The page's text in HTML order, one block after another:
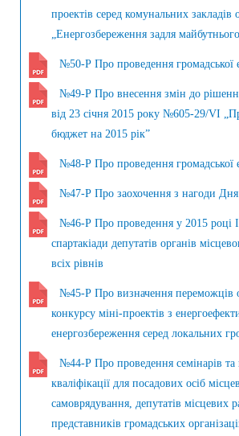
проектів серед комунальних закладів
„Енергозбереження задля
№50-Р Про проведення громадської
№49-Р Про внесення змін до
від 23 січня 2015 року №605-29/VI
бюджет на 2015 рік”
№48-Р Про проведення громадської
№47-Р Про заохочення з нагоди Дня
№46-Р Про проведення у 2015 році
спартакіади депутатів органів
всіх рівнів
№45-Р Про визначення переможців
конкурсу міні-проектів з
енергозбереження серед локальних
№44-Р Про проведення семінарів
кваліфікації для посадових осіб
самоврядування, депутатів місцевих
представників громадських